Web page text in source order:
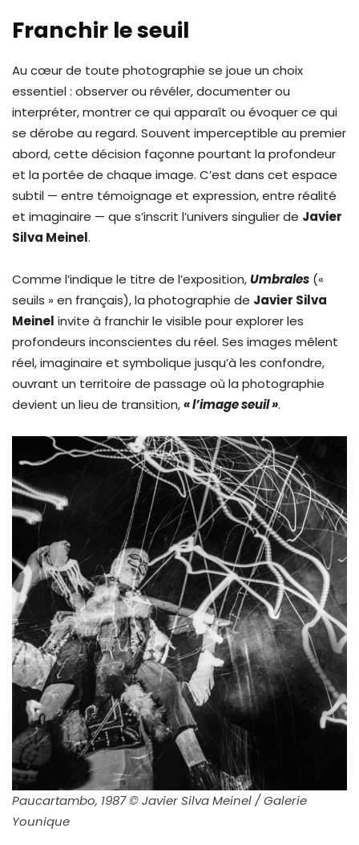
Franchir le seuil
Au cœur de toute photographie se joue un choix
essentiel : observer ou révéler, documenter ou
interpréter, montrer ce qui apparaît ou évoquer ce qui
se dérobe au regard. Souvent imperceptible au premier
abord, cette décision façonne pourtant la profondeur
et la portée de chaque image. C’est dans cet espace
subtil — entre témoignage et expression, entre réalité
et imaginaire — que s’inscrit l’univers singulier de Javier
Silva Meinel.
Comme l’indique le titre de l’exposition,Umbrales («
seuils » en français), la photographie de Javier Silva
Meinel invite à franchir le visible pour explorer les
profondeurs inconscientes du réel. Ses images mêlent
réel, imaginaire et symbolique jusqu’à les confondre,
ouvrant un territoire de passage où la photographie
devient un lieu de transition,« l’image seuil ».
Paucartambo, 1987 © Javier Silva Meinel / Galerie
Younique